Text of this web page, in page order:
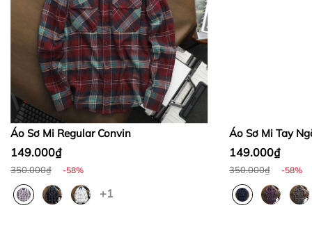
Bước 2:
Bước 3:
Thừa/ thiếu sản phẩm
Áo Sơ Mi Regular Convin
149.000₫
350.000₫ -58%
+1
Áo Sơ Mi Tay
149.000₫
350.000₫ -58%